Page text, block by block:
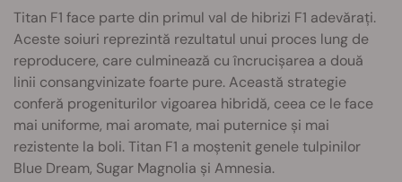
Titan F1 face parte din primul val de hibrizi F1 adevărați.
Aceste soiuri reprezintă rezultatul unui proces lung de
reproducere, care culminează cu încrucișarea a două
linii consangvinizate foarte pure. Această strategie
conferă progeniturilor vigoarea hibridă, ceea ce le face
mai uniforme, mai aromate, mai puternice și mai
rezistente la boli. Titan F1 a moștenit genele tulpinilor
Blue Dream, Sugar Magnolia și Amnesia.